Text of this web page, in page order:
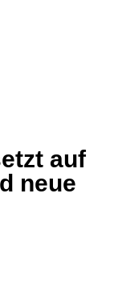
auf
neue